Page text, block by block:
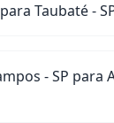
Taubaté -
- SP para